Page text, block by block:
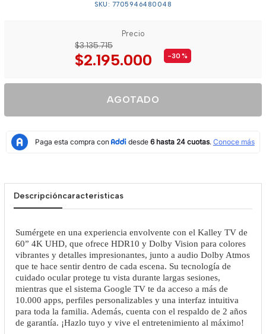
SKU: 7705946480048
Precio
$3.135.715
$2.195.000 -30 %
AGOTADO
Descripcióncaracteristicas
Sumérgete en una experiencia envolvente con el Kalley TV de
60” 4K UHD, que ofrece HDR10 y Dolby Vision para colores
vibrantes y detalles impresionantes, junto a audio Dolby Atmos
que te hace sentir dentro de cada escena. Su tecnología de
cuidado ocular protege tu vista durante largas sesiones,
mientras que el sistema Google TV te da acceso a más de
10.000 apps, perfiles personalizables y una interfaz intuitiva
para toda la familia. Además, cuenta con el respaldo de 2 años
de garantía. ¡Hazlo tuyo y vive el entretenimiento al máximo!